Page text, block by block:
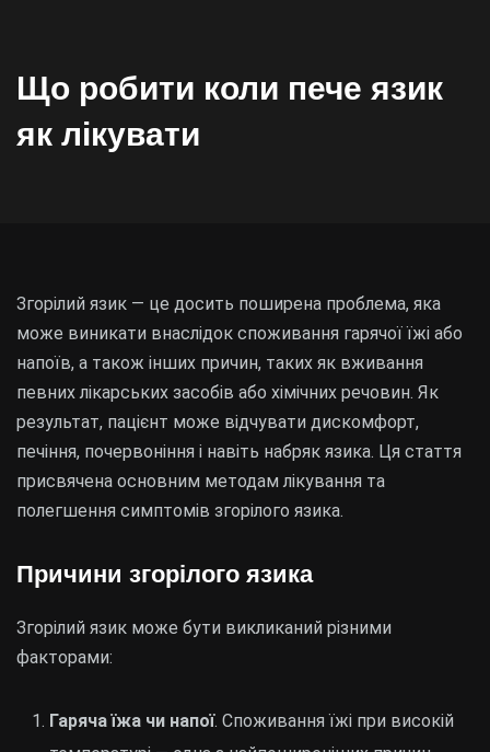
Що робити коли пече язик
як лікувати
Згорілий язик — це досить поширена проблема, яка
може виникати внаслідок споживання гарячої їжі або
напоїв, а також інших причин, таких як вживання
певних лікарських засобів або хімічних речовин. Як
результат, пацієнт може відчувати дискомфорт,
печіння, почервоніння і навіть набряк язика. Ця стаття
присвячена основним методам лікування та
полегшення симптомів згорілого язика.
Причини згорілого язика
Згорілий язик може бути викликаний різними
факторами:
Гаряча їжа чи напої. Споживання їжі при високій